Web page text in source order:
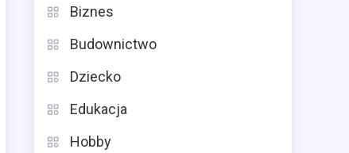
Biznes
Budownictwo
Dziecko
Edukacja
Hobby